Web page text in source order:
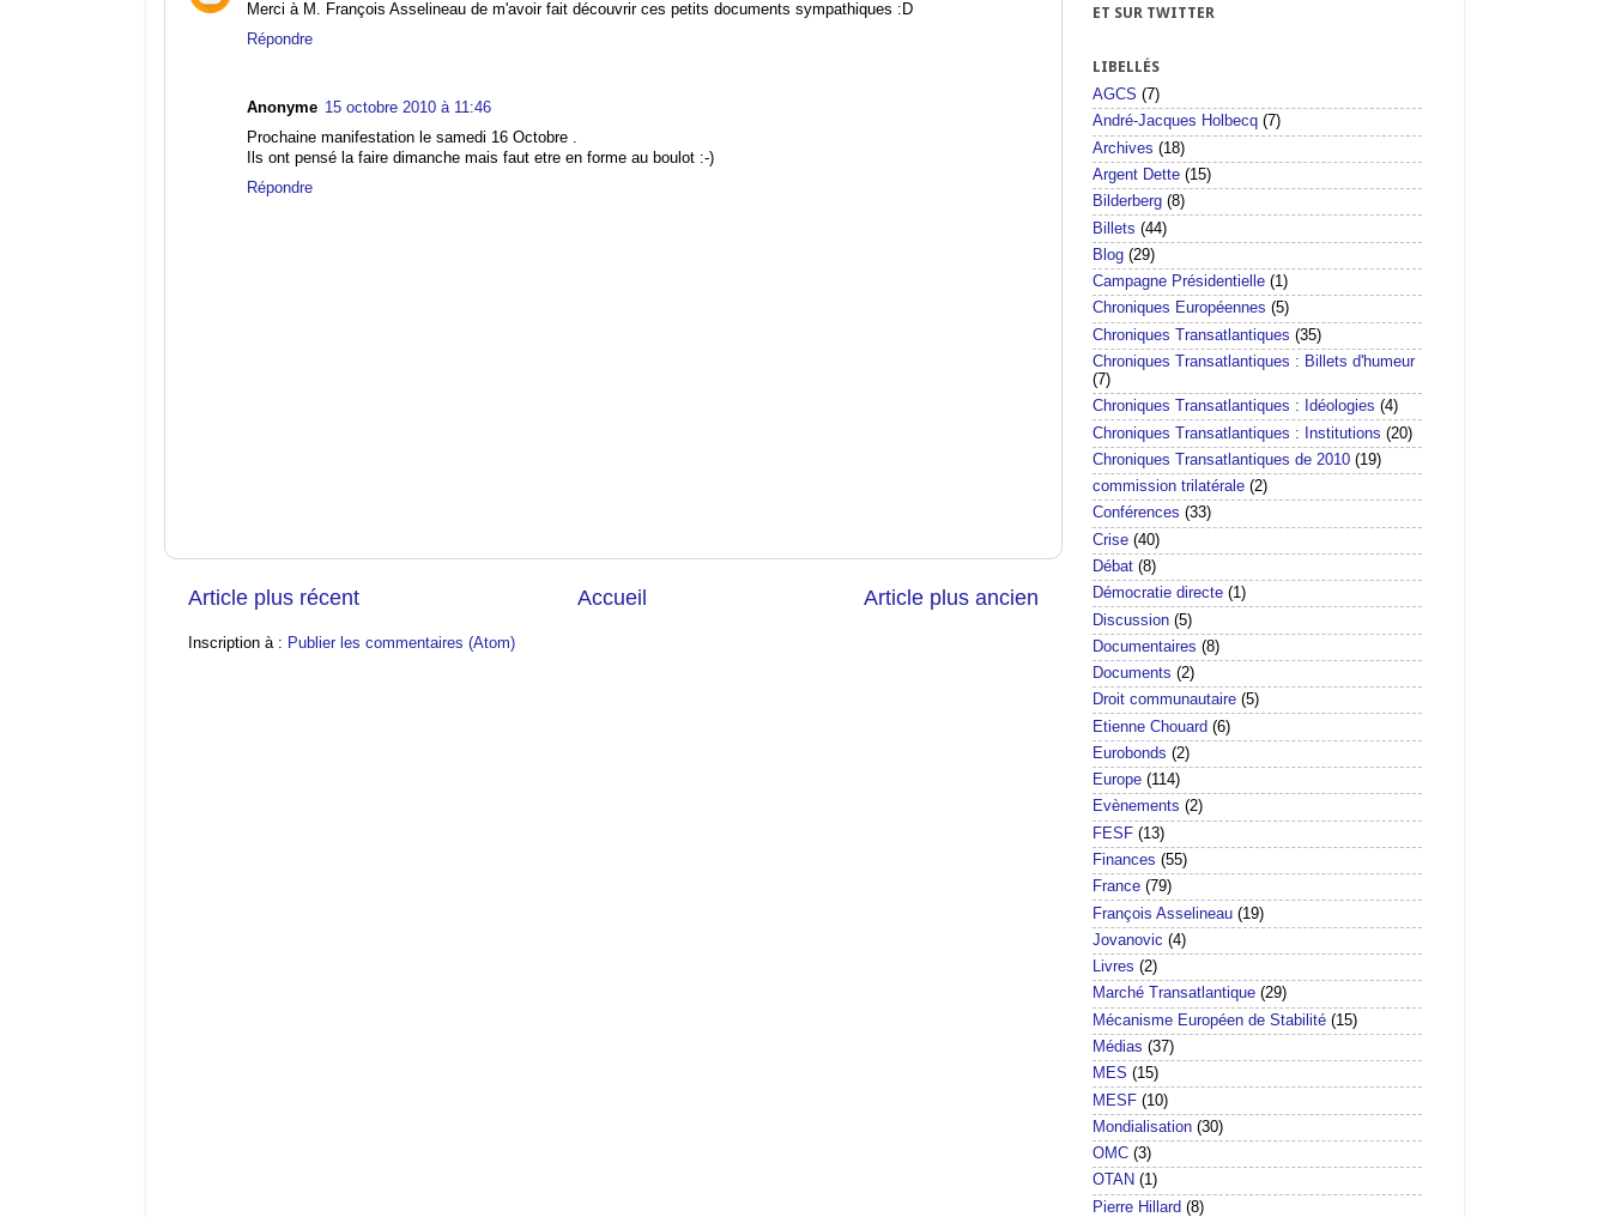
Merci à M. François Asselineau de m'avoir fait découvrir ces petits documents sympathiques :D
Répondre
Anonyme 15 octobre 2010 à 11:46
Prochaine manifestation le samedi 16 Octobre .
Ils ont pensé la faire dimanche mais faut etre en forme au boulot :-)
Répondre
Article plus récent Article plus ancien
Accueil
Inscription à : Publier les commentaires (Atom)
ET SUR TWITTER
LIBELLÉS
AGCS (7)
André-Jacques Holbecq (7)
Archives (18)
Argent Dette (15)
Bilderberg (8)
Billets (44)
Blog (29)
Campagne Présidentielle (1)
Chroniques Européennes (5)
Chroniques Transatlantiques (35)
Chroniques Transatlantiques : Billets d'humeur
(7)
Chroniques Transatlantiques : Idéologies (4)
Chroniques Transatlantiques : Institutions (20)
Chroniques Transatlantiques de 2010 (19)
commission trilatérale (2)
Conférences (33)
Crise (40)
Débat (8)
Démocratie directe (1)
Discussion (5)
Documentaires (8)
Documents (2)
Droit communautaire (5)
Etienne Chouard (6)
Eurobonds (2)
Europe (114)
Evènements (2)
FESF (13)
Finances (55)
France (79)
François Asselineau (19)
Jovanovic (4)
Livres (2)
Marché Transatlantique (29)
Mécanisme Européen de Stabilité (15)
Médias (37)
MES (15)
MESF (10)
Mondialisation (30)
OMC (3)
OTAN (1)
Pierre Hillard (8)